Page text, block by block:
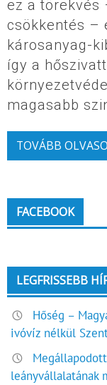
ez a törekvés
csökkentés –
károsanyag-
így a
magasabb
TOVÁBB
FACEBOOK
LEGFRISSEBB
Hőség –
ivóvíz nélkül
leányvállalatának